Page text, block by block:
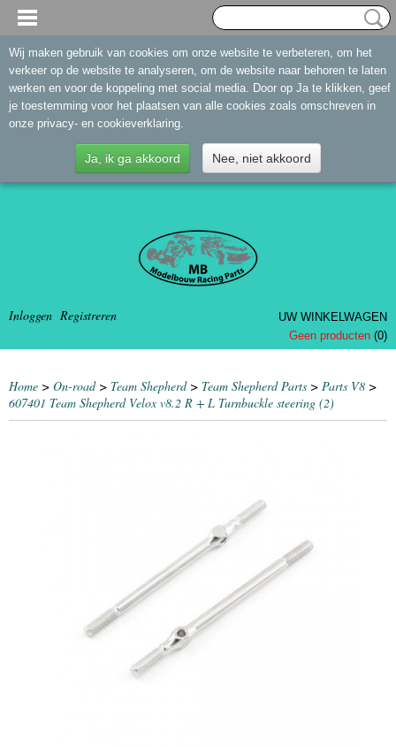
Inloggen Registreren
UW WINKELWAGEN
Geen producten (0)
Home > On-road> Team Shepherd> Team Shepherd Parts > Parts V8 >
607401 Team Shepherd Velox v8.2 R + L Turnbuckle steering (2)
Wij maken gebruik van cookies om onze website te verbeteren, om het
verkeer op de website te analyseren, om de website naar behoren te laten
werken en voor de koppeling met social media. Door op Ja te klikken, geef
je toestemming voor het plaatsen van alle cookies zoals omschreven in
onze privacy- en cookieverklaring.
Ja, ik ga akkoord Nee, niet akkoord